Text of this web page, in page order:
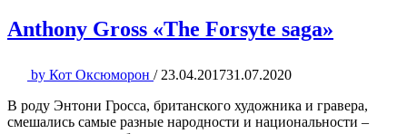
Anthony Gross «The Forsyte saga»
by Кот Оксюморон / 23.04.201731.07.2020
В роду Энтони Гросса, британского художника и гравера,
смешались самые разные народности и национальности –